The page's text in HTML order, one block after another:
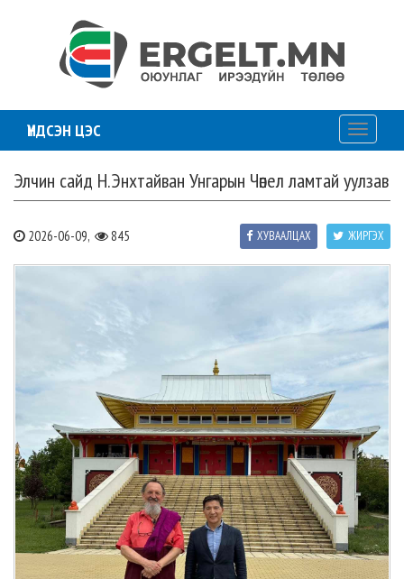
ҮНДСЭН ЦЭС
Toggle
Элчин сайд Н.Энхтайван Унгарын Чөпел ламтай уулзав
2026-06-09, 845 ЖИРГЭХ
ХУВААЛЦАХ